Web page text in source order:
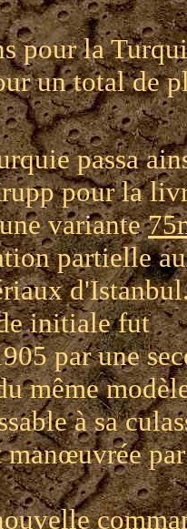
pour la
un total de
passa
pour la
variante
partielle
initiale fut
par une
même
à sa